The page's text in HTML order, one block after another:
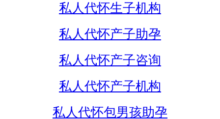
私人代怀生子机构
私人代怀产子助孕
私人代怀产子咨询
私人代怀产子机构
私人代怀包男孩助孕